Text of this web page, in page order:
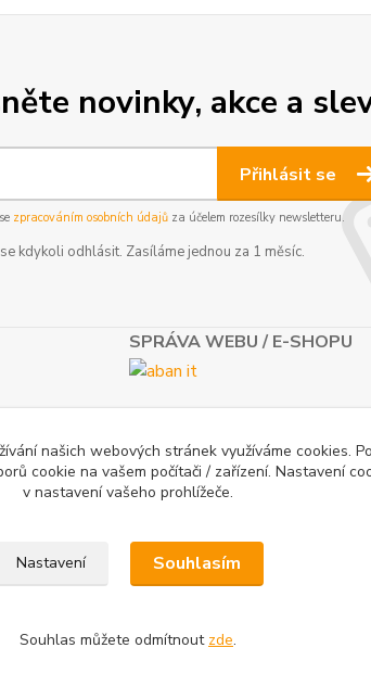
novinky, akce a
Přihlásit se
zpracováním osobních údajůza účelem rozesílky newsletteru.
kdykoli odhlásit. Zasíláme jednou za 1 měsíc.
SPRÁVA WEBU / E-SHOPU
našich webových stránek využíváme cookies.
cookie na vašem počítači / zařízení. Nastavení
v nastavení vašeho prohlížeče.
Nastavení Souhlasím
Souhlas můžete odmítnout zde.